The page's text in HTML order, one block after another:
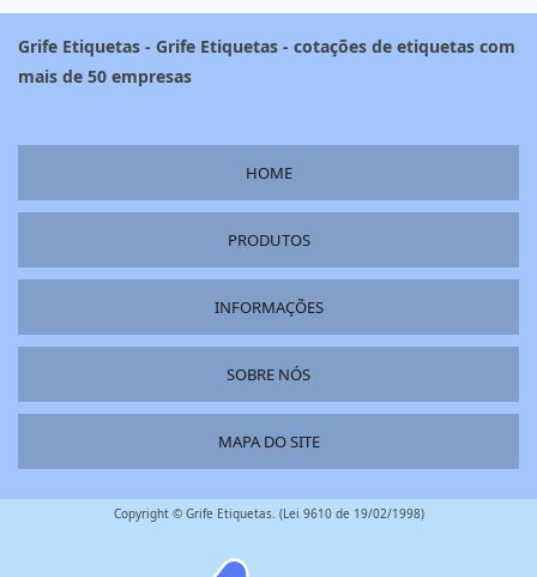
Grife Etiquetas - Grife Etiquetas - cotações de etiquetas com
mais de 50 empresas
HOME
PRODUTOS
INFORMAÇÕES
SOBRE NÓS
MAPA DO SITE
Copyright © Grife Etiquetas. (Lei 9610 de 19/02/1998)